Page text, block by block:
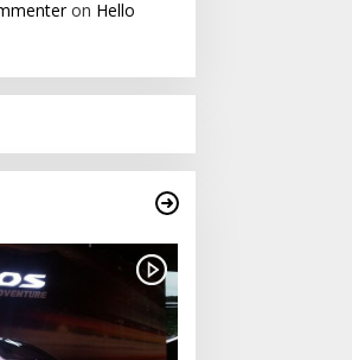
on Hello